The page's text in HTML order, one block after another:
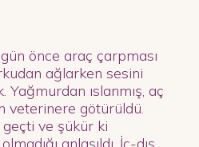
önce araç çarpması
ağlarken sesini
Yağmurdan ıslanmış, aç
veterinere götürüldü.
ve şükür ki